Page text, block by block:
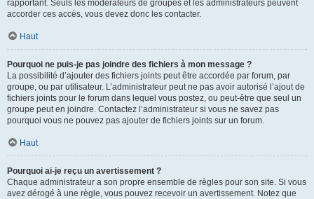
rapportant. Seuls les modérateurs de groupes et les administrateurs peuvent
accorder ces accès, vous devez donc les contacter.
Haut
Pourquoi ne puis-je pas joindre des fichiers à mon message ?
La possibilité d’ajouter des fichiers joints peut être accordée par forum, par
groupe, ou par utilisateur. L’administrateur peut ne pas avoir autorisé l’ajout de
fichiers joints pour le forum dans lequel vous postez, ou peut-être que seul un
groupe peut en joindre. Contactez l’administrateur si vous ne savez pas
pourquoi vous ne pouvez pas ajouter de fichiers joints sur un forum.
Haut
Pourquoi ai-je reçu un avertissement ?
Chaque administrateur a son propre ensemble de règles pour son site. Si vous
avez dérogé à une règle, vous pouvez recevoir un avertissement. Notez que